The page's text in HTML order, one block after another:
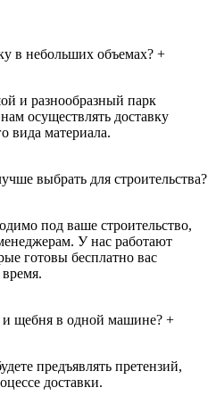
в небольших объемах? +
и разнообразный парк
осуществлять доставку
вида материала.
выбрать для строительства?
под ваше строительство,
У нас работают
готовы бесплатно вас
и щебня в одной машине? +
предъявлять претензий,
доставки.